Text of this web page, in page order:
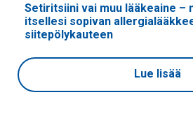
Setiritsiini vai muu lääkeaine –
itsellesi sopivan
siitepölykauteen
Lue lisää